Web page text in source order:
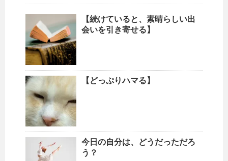
【続けていると、素晴らしい出
会いを引き寄せる】
【どっぷりハマる】
今日の自分は、どうだっただろ
う？